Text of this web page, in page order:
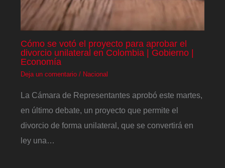
Cómo se votó el proyecto para aprobar el
divorcio unilateral en Colombia | Gobierno |
Economía
Deja un comentario / Nacional
La Cámara de Representantes aprobó este martes,
en último debate, un proyecto que permite el
divorcio de forma unilateral, que se convertirá en
ley una…